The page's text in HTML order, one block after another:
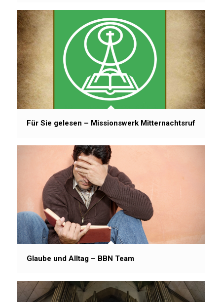
Für Sie gelesen – Missionswerk Mitternachtsruf
Glaube und Alltag – BBN Team